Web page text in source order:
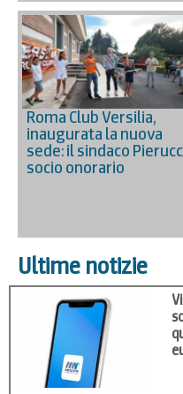
Roma Club Versilia,
inaugurata la nuova
sede: il sindaco
socio onorario
Ultime notizie